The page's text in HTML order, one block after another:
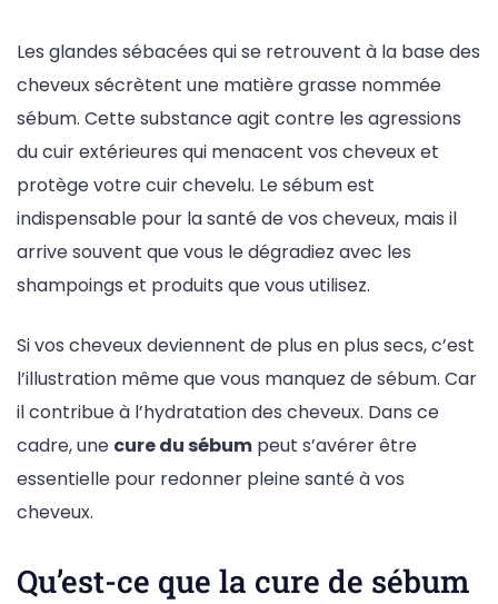
Les glandes sébacées qui se retrouvent à la base des
cheveux sécrètent une matière grasse nommée
sébum. Cette substance agit contre les agressions
du cuir extérieures qui menacent vos cheveux et
protège votre cuir chevelu. Le sébum est
indispensable pour la santé de vos cheveux, mais il
arrive souvent que vous le dégradiez avec les
shampoings et produits que vous utilisez.
Si vos cheveux deviennent de plus en plus secs, c’est
l’illustration même que vous manquez de sébum. Car
il contribue à l’hydratation des cheveux. Dans ce
cadre, une cure du sébum peut s’avérer être
essentielle pour redonner pleine santé à vos
cheveux.
Qu’est-ce que la cure de sébum